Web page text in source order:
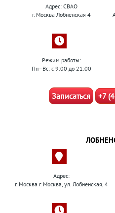
Адрес: СВАО
г. Москва Лобненская 4
Режим работы:
Пн–Вс: с 9:00 до 21:00
Записаться +7
Адрес:
г. Москва г. Москва, ул. Лобненская, 4